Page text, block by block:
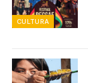
CULTURA